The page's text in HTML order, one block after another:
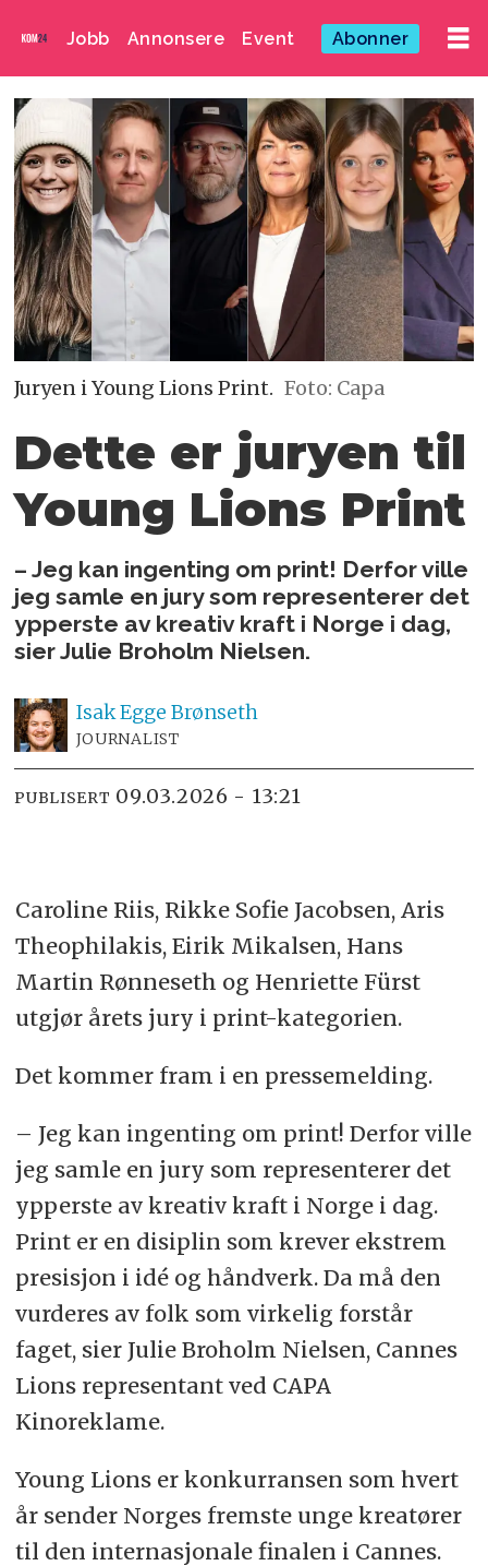
Jobb Annonsere Event Abonner
Juryen i Young Lions Print. Foto: Capa
Dette er juryen til
Young Lions Print
– Jeg kan ingenting om print! Derfor ville
jeg samle en jury som representerer det
ypperste av kreativ kraft i Norge i dag,
sier Julie Broholm Nielsen.
IsakEgge Brønseth
JOURNALIST
PUBLISERT 09.03.2026 - 13:21
Caroline Riis, Rikke Sofie Jacobsen, Aris
Theophilakis, Eirik Mikalsen, Hans
Martin Rønneseth og Henriette Fürst
utgjør årets jury i print-kategorien.
Det kommer fram i en pressemelding.
– Jeg kan ingenting om print! Derfor ville
jeg samle en jury som representerer det
ypperste av kreativ kraft i Norge i dag.
Print er en disiplin som krever ekstrem
presisjon i idé og håndverk. Da må den
vurderes av folk som virkelig forstår
faget, sier Julie Broholm Nielsen, Cannes
Lions representant ved CAPA
Kinoreklame.
Young Lions er konkurransen som hvert
år sender Norges fremste unge kreatører
til den internasjonale finalen i Cannes.